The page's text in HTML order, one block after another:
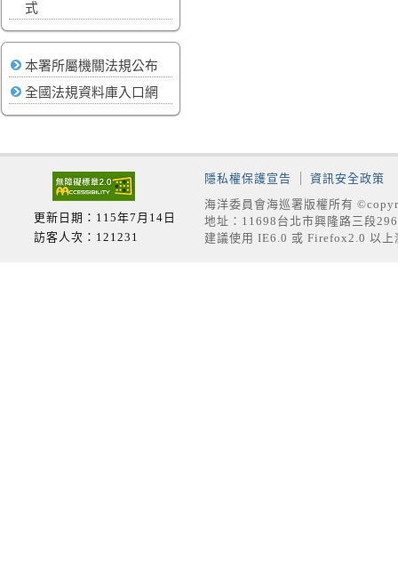
式
本署所屬機關法規公布
全國法規資料庫入口網
更新日期：115年7月14日
訪客人次：121231
隱私權保護宣告
資訊安全政策
海洋委員會海巡署版權所有
地址：11698台北市興隆路三段
建議使用 IE6.0 或 Firefox2.0 以